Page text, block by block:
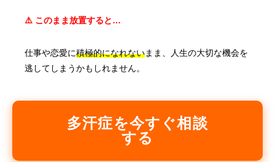
⚠️ このまま放置すると…
仕事や恋愛に積極的になれないまま、人生の大切な機会を
逃してしまうかもしれません。
多汗症を今すぐ相談
する